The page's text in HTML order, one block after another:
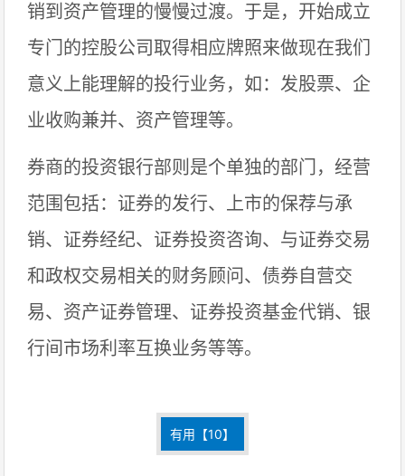
销到资产管理的慢慢过渡。于是，开始成立
专门的控股公司取得相应牌照来做现在我们
意义上能理解的投行业务，如：发股票、企
业收购兼并、资产管理等。
券商的投资银行部则是个单独的部门，经营
范围包括：证券的发行、上市的保荐与承
销、证券经纪、证券投资咨询、与证券交易
和政权交易相关的财务顾问、债券自营交
易、资产证券管理、证券投资基金代销、银
行间市场利率互换业务等等。
有用【10】